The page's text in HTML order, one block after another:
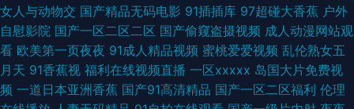
产精品福利社 色婷婷综合激情中文在线 成人午夜激情影院 青青草国产v片
97人妻免费线观看2018 手机视频在线观看 国产精品视频对白刺激 桃色蜜月
国产小视频在线 天堂电影bt 丰满饥渴老女人hd 日本免费一区二区 wwww久
女人与动物交 国产精品无码电影 91插插库 97超碰大香蕉 户外
自慰影院 国产一区二区二区 国产偷窥盗摄视频 成人动漫网站观
看 欧美第一页夜夜 91成人精品视频 蜜桃爱爱视频 乱伦熟女五
月天 91香蕉视 福利在线视频直播 一区xxxxx 岛国大片免费视
频 一道日本亚洲香蕉 国产91高清精品 国产一区二区福利 伦理